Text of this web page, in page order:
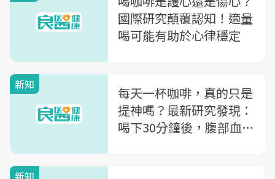
國際研究顛覆認知！適量
喝可能有助於心律穩定
新知
每天一杯咖啡，真的只是
提神嗎？最新研究發現：
喝下30分鐘後，腹部血流
新知